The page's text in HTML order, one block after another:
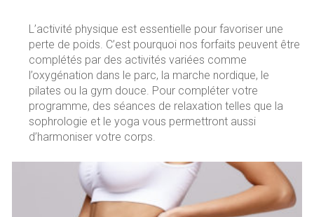
L’activité physique est essentielle pour favoriser une
perte de poids. C’est pourquoi nos forfaits peuvent être
complétés par des activités variées comme
l’oxygénation dans le parc, la marche nordique, le
pilates ou la gym douce. Pour compléter votre
programme, des séances de relaxation telles que la
sophrologie et le yoga vous permettront aussi
d’harmoniser votre corps.